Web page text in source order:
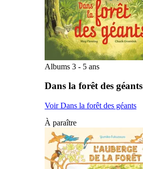
Albums 3 - 5 ans
Dans la forêt des géants
Voir Dans la forêt des géants
À paraître